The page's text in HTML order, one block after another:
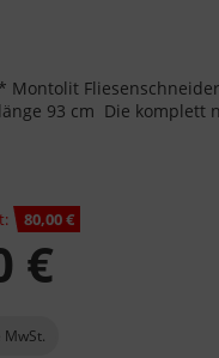
* Montolit
93 cm Die komplett
80,00 €
€
MwSt.